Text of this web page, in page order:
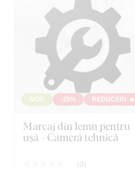
NOU -25% REDUCERI 🔥
Marcaj din lemn pentru
ușă - Cameră tehnică
( 0)